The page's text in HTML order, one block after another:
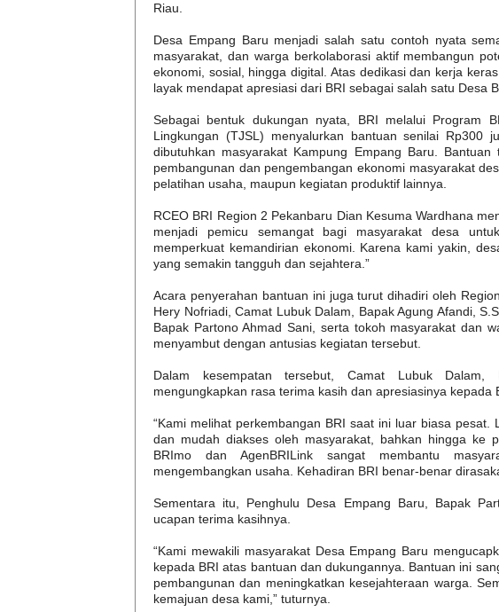
Riau.
Desa Empang Baru menjadi salah satu contoh nyata
masyarakat, dan warga berkolaborasi aktif membangun
ekonomi, sosial, hingga digital. Atas dedikasi dan kerja
layak mendapat apresiasi dari BRI sebagai salah satu Desa
Sebagai bentuk dukungan nyata, BRI melalui Program
Lingkungan (TJSL) menyalurkan bantuan senilai Rp300
dibutuhkan masyarakat Kampung Empang Baru.
pembangunan dan pengembangan ekonomi masyarakat
pelatihan usaha, maupun kegiatan produktif lainnya.
RCEO BRI Region 2 Pekanbaru Dian Kesuma Wardhana
menjadi pemicu semangat bagi masyarakat desa
memperkuat kemandirian ekonomi. Karena kami yakin,
yang semakin tangguh dan sejahtera.”
Acara penyerahan bantuan ini juga turut dihadiri oleh
Hery Nofriadi, Camat Lubuk Dalam, Bapak Agung Afandi,
Bapak Partono Ahmad Sani, serta tokoh masyarakat dan
menyambut dengan antusias kegiatan tersebut.
Dalam kesempatan tersebut, Camat Lubuk Dalam,
mengungkapkan rasa terima kasih dan apresiasinya kepada
“Kami melihat perkembangan BRI saat ini luar biasa pesat.
dan mudah diakses oleh masyarakat, bahkan hingga ke
BRImo dan AgenBRILink sangat membantu
mengembangkan usaha. Kehadiran BRI benar-benar
Sementara itu, Penghulu Desa Empang Baru, Bapak
ucapan terima kasihnya.
“Kami mewakili masyarakat Desa Empang Baru
kepada BRI atas bantuan dan dukungannya. Bantuan ini
pembangunan dan meningkatkan kesejahteraan warga.
kemajuan desa kami,” tuturnya.